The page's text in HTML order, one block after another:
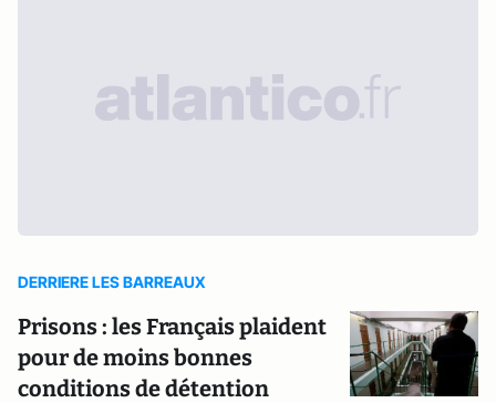
DERRIERE LES BARREAUX
Prisons : les Français plaident
pour de moins bonnes
conditions de détention